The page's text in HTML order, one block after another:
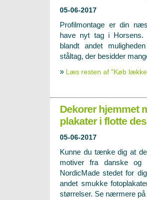
05-06-2017
Profilmontage er din
have nyt tag i Horsens.
blandt andet
ståltag, der besidder
» Læs resten af "Køb
Dekorer hjemmet
plakater i flotte
05-06-2017
Kunne du tænke dig at
motiver fra danske og
NordicMade stedet for
andet smukke
størrelser. Se nærmere på